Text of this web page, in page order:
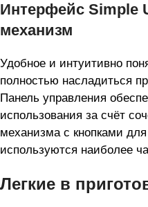
Интерфейс Simple
механизм
Удобное и интуитивно
полностью насладиться
Панель управления
использования за счёт
механизма с кнопками
используются наиболее
Легкие в